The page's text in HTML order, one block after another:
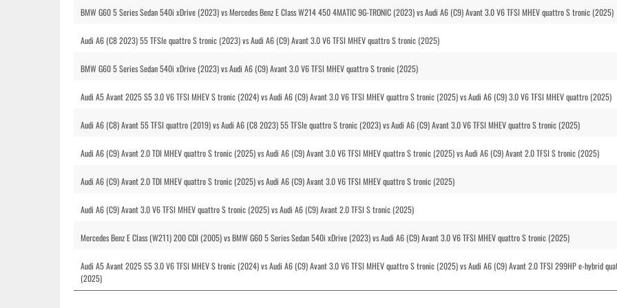
BMW G60 5 Series Sedan 540i xDrive (2023) vs Mercedes Benz E Class W214 450 4MATIC 9G-TRONIC (2023) vs Audi A6 (C9) Avant 3.0 V6 TFSI MHEV quattro S tronic (2025)
Audi A6 (C8 2023) 55 TFSIe quattro S tronic (2023) vs Audi A6 (C9) Avant 3.0 V6 TFSI MHEV quattro S tronic (2025)
BMW G60 5 Series Sedan 540i xDrive (2023) vs Audi A6 (C9) Avant 3.0 V6 TFSI MHEV quattro S tronic (2025)
Audi A5 Avant 2025 S5 3.0 V6 TFSI MHEV S tronic (2024) vs Audi A6 (C9) Avant 3.0 V6 TFSI MHEV quattro S tronic (2025) vs Audi A6 (C9) 3.0 V6 TFSI MHEV quattro (2025)
Audi A6 (C8) Avant 55 TFSI quattro (2019) vs Audi A6 (C8 2023) 55 TFSIe quattro S tronic (2023) vs Audi A6 (C9) Avant 3.0 V6 TFSI MHEV quattro S tronic (2025)
Audi A6 (C9) Avant 2.0 TDI MHEV quattro S tronic (2025) vs Audi A6 (C9) Avant 3.0 V6 TFSI MHEV quattro S tronic (2025) vs Audi A6 (C9) Avant 2.0 TFSI S tronic (2025)
Audi A6 (C9) Avant 2.0 TDI MHEV quattro S tronic (2025) vs Audi A6 (C9) Avant 3.0 V6 TFSI MHEV quattro S tronic (2025)
Audi A6 (C9) Avant 3.0 V6 TFSI MHEV quattro S tronic (2025) vs Audi A6 (C9) Avant 2.0 TFSI S tronic (2025)
Mercedes Benz E Class (W211) 200 CDI (2005) vs BMW G60 5 Series Sedan 540i xDrive (2023) vs Audi A6 (C9) Avant 3.0 V6 TFSI MHEV quattro S tronic (2025)
Audi A5 Avant 2025 S5 3.0 V6 TFSI MHEV S tronic (2024) vs Audi A6 (C9) Avant 3.0 V6 TFSI MHEV quattro S tronic (2025) vs Audi A6 (C9) Avant 2.0 TFSI 299HP e-hybrid
(2025)